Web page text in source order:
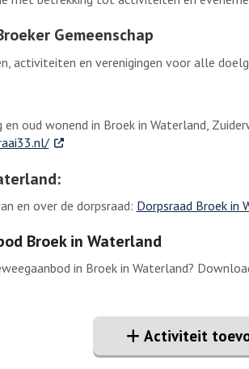
Gemeenschap
activiteiten en verenigingen voor alle
en oud wonend in Broek in Waterland,
. Externe link
en over de dorpsraad: ​Dorpsraad Broek in
Broek in Waterland
in Broek in Waterland?
Activiteit